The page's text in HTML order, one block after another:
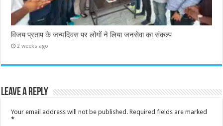
विजय प्रताप के जन्मदिवस पर लोगों ने लिया जनसेवा का संकल्प
2 weeks ago
Leave a Reply
Your email address will not be published. Required fields are marked
*